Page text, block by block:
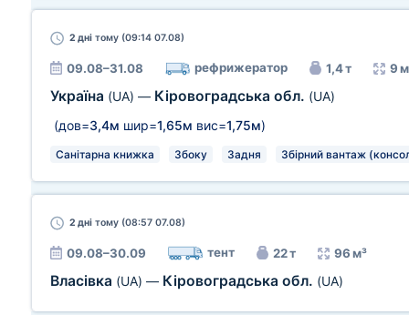
2 дні тому (09:14 07.08)
09.08–31.08 рефрижератор 1,4 т 9
Україна (UA) — Кіровоградська обл. (UA)
(дов=3,4м шир=1,65м вис=1,75м)
Санітарна книжка Збоку Задня Збірний вантаж
2 дні тому (08:57 07.08)
09.08–30.09 тент 22 т 96 м³
Власівка (UA) — Кіровоградська обл. (UA)